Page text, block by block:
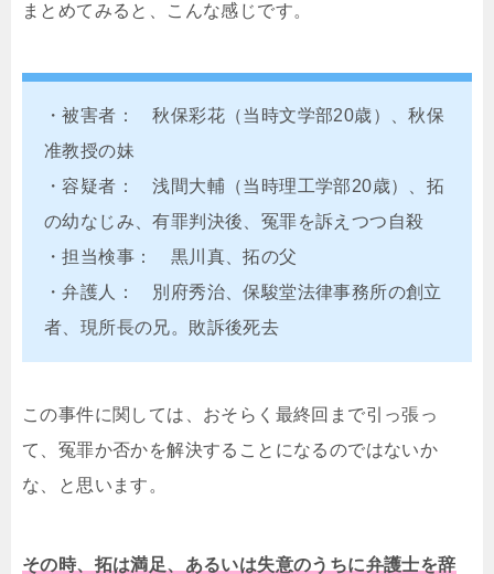
まとめてみると、こんな感じです。
・被害者： 秋保彩花（当時文学部20歳）、秋保
准教授の妹
・容疑者： 浅間大輔（当時理工学部20歳）、拓
の幼なじみ、有罪判決後、冤罪を訴えつつ自殺
・担当検事： 黒川真、拓の父
・弁護人： 別府秀治、保駿堂法律事務所の創立
者、現所長の兄。敗訴後死去
この事件に関しては、おそらく最終回まで引っ張っ
て、冤罪か否かを解決することになるのではないか
な、と思います。
その時、拓は満足、あるいは失意のうちに弁護士を辞